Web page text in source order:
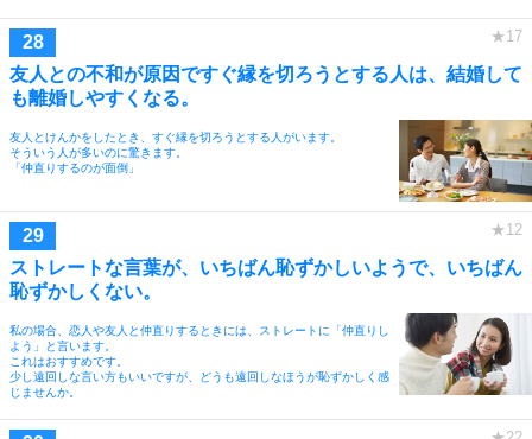
友人との不和が原因ですぐ縁を切ろうとする人は、結婚して
も離婚しやすくなる。
友人とけんかをしたとき、すぐ縁を切ろうとする人がいます。
そういう人が多いのに驚きます。
「仲直りするのが面倒」
ストレートな言葉が、いちばん恥ずかしいようで、いちばん
恥ずかしくない。
私の場合、恋人や友人と仲直りするときには、ストレートに「仲直りし
よう」と言います。
これはおすすめです。
少し遠回しな言い方もいいですが、どうも遠回しなほうが恥ずかしく感
じませんか。